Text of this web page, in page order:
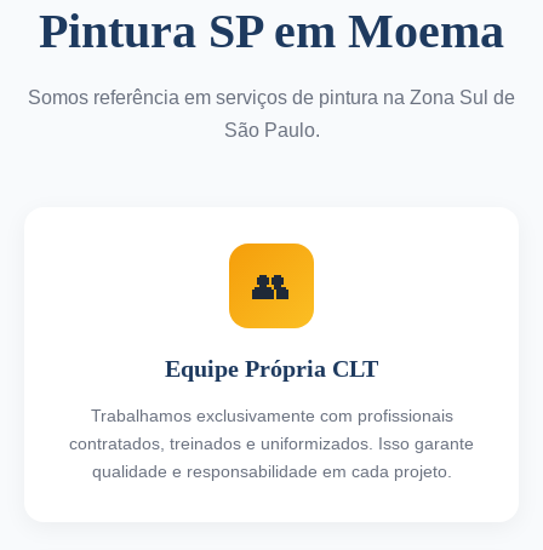
Pintura SP em Moema
Somos referência em serviços de pintura na Zona Sul de
São Paulo.
👥
Equipe Própria CLT
Trabalhamos exclusivamente com profissionais
contratados, treinados e uniformizados. Isso garante
qualidade e responsabilidade em cada projeto.